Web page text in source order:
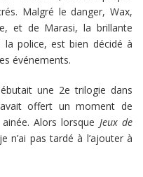
Malgré le danger, Wax,
et de Marasi, la brillante
police, est bien décidé à
événements.
une 2e trilogie dans
offert un moment de
Alors lorsque Jeux de
n’ai pas tardé à l’ajouter à